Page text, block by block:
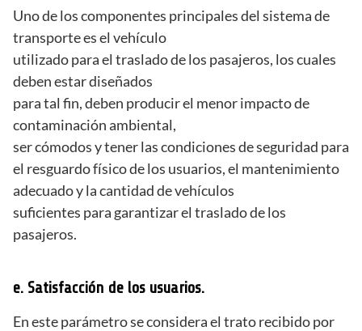
Uno de los componentes principales del sistema de
transporte es el vehículo
utilizado para el traslado de los pasajeros, los cuales
deben estar diseñados
para tal fin, deben producir el menor impacto de
contaminación ambiental,
ser cómodos y tener las condiciones de seguridad para
el resguardo físico de los usuarios, el mantenimiento
adecuado y la cantidad de vehículos
suficientes para garantizar el traslado de los
pasajeros.
e. Satisfacción de los usuarios.
En este parámetro se considera el trato recibido por